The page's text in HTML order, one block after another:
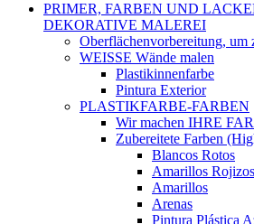
PRIMER, FARBEN UND
DEKORATIVE MALEREI
Oberflächenvorbereitung, um
WEISSE Wände malen
Plastikinnenfarbe
Pintura Exterior
PLASTIKFARBE-FARBEN
Wir machen IHRE
Zubereitete Farben
Blancos Rotos
Amarillos Rojizos
Amarillos
Arenas
Pintura Plástica